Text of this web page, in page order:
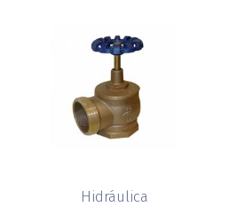
Hidráulica